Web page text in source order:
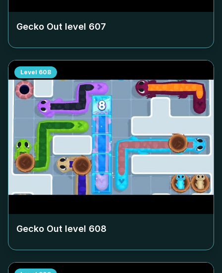
Gecko Out level 607
Level 608
Gecko Out level 608